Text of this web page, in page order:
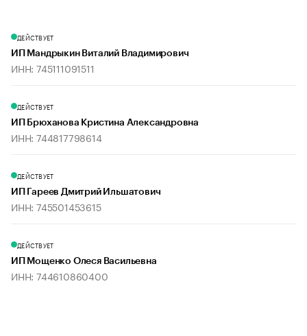
ДЕЙСТВУЕТ
ИП Мандрыкин Виталий Владимирович
ИНН: 745111091511
ДЕЙСТВУЕТ
ИП Брюханова Кристина Александровна
ИНН: 744817798614
ДЕЙСТВУЕТ
ИП Гареев Дмитрий Ильшатович
ИНН: 745501453615
ДЕЙСТВУЕТ
ИП Мощенко Олеся Васильевна
ИНН: 744610860400